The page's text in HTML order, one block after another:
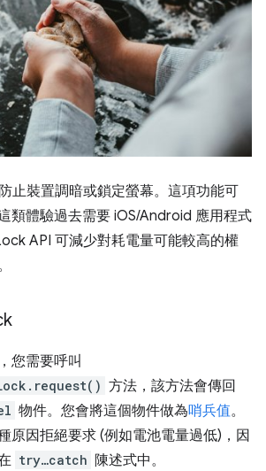
止裝置調暗或鎖定螢幕。這項功能可
類體驗過去需要 iOS/Android 應用程式
API 可減少對耗電量可能較高的權
您需要呼叫
方法，該方法會傳回
物件。您會將這個物件做為哨兵值。
原因拒絕要求 (例如電池電量過低)，因
try…catch 陳述式中。